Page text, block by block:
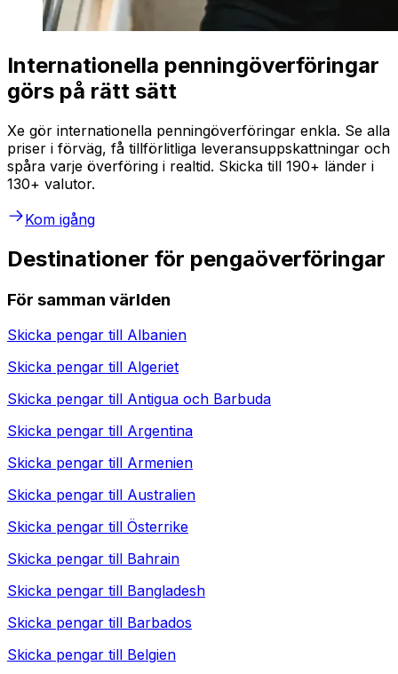
Internationella penningöverföringar
görs på rätt sätt
Xe gör internationella penningöverföringar enkla. Se alla
priser i förväg, få tillförlitliga leveransuppskattningar och
spåra varje överföring i realtid. Skicka till 190+ länder i
130+ valutor.
Kom igång
Destinationer för pengaöverföringar
För samman världen
Skicka pengar till Albanien
Skicka pengar till Algeriet
Skicka pengar till Antigua och Barbuda
Skicka pengar till Argentina
Skicka pengar till Armenien
Skicka pengar till Australien
Skicka pengar till Österrike
Skicka pengar till Bahrain
Skicka pengar till Bangladesh
Skicka pengar till Barbados
Skicka pengar till Belgien